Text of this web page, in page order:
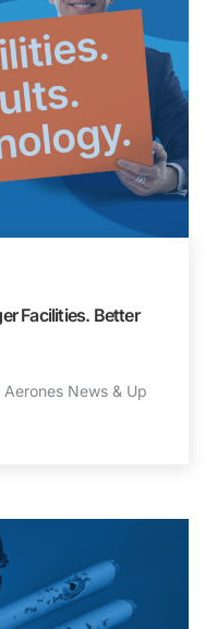
Facilities. Better
News & Up